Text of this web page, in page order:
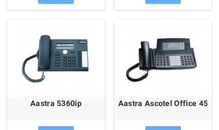
Aastra 5360ip Aastra Ascotel Office 45